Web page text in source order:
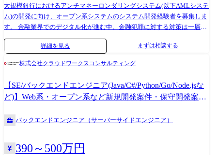
大規模銀行におけるアンチマネーロンダリングシステム(以下AMLシステ
ム)の開発に向け、オープン系システムのシステム開発経験者を募集しま
す。 金融業界でのデジタル化が進む中、金融犯罪に対する対策は一層の
高度化が求められています。 特に金融のグローバル化が進む中、国際的
にもマネーロンダリング対策・テロ資金供与対策・拡散金融対策が重要
視されており、求められる水準を満たしていない国・地域は国際的な信
では日本を代表する銀行のAMLシステム開発に取り組んでいます。 金融
システムの国際的評価・信頼を確固たるものにすべく、本プロジェクト
にともに取り組んでいただける方を募集します。 具体的には、ご自身の
プリケーション開発 または ②大規模オープン系システムのインフラ設
詳細を見る まずは相談する
株式会社クラウドワークスコンサルティング
【SE/バックエンドエンジニア(Java/C#/Python/Go/Node.jsな
ど)】Web系・オープン系など新規開発案件・保守開発案件
バックエンドエンジニア（サーバーサイドエンジニア）
390～500万円